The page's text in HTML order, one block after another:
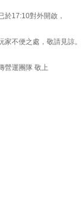
於17:10對外開啟，
家不便之處，敬請見諒。
營運團隊 敬上